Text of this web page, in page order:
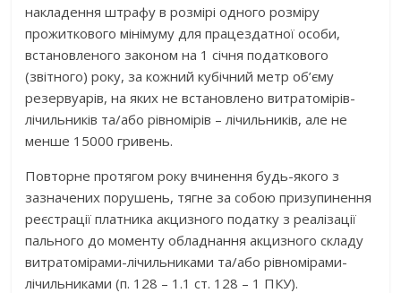
накладення штрафу в розмірі одного розміру
прожиткового мінімуму для працездатної особи,
встановленого законом на 1 січня податкового
(звітного) року, за кожний кубічний метр об’єму
резервуарів, на яких не встановлено витратомірів-
лічильників та/або рівномірів – лічильників, але не
менше 15000 гривень.
Повторне протягом року вчинення будь-якого з
зазначених порушень, тягне за собою призупинення
реєстрації платника акцизного податку з реалізації
пального до моменту обладнання акцизного складу
витратомірами-лічильниками та/або рівномірами-
лічильниками (п. 128 – 1.1 ст. 128 – 1 ПКУ).